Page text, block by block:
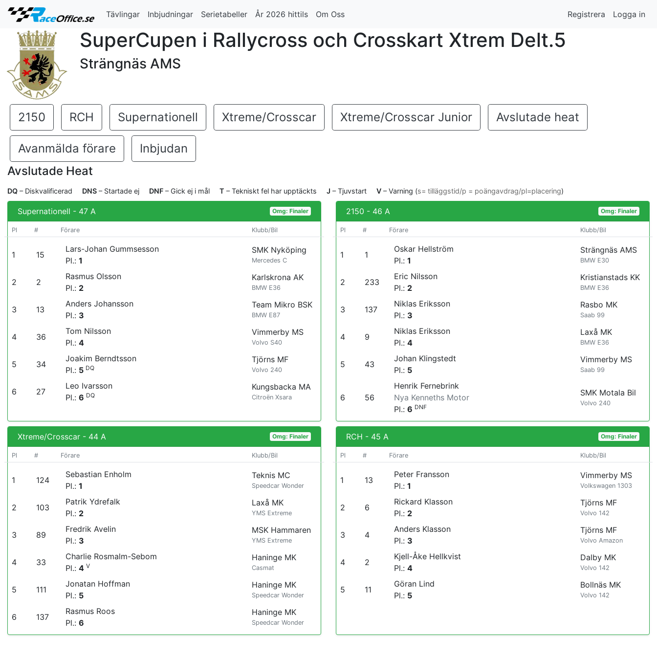
Tävlingar Inbjudningar Serietabeller År 2026 hittils Om Oss Registrera Logga in
SuperCupen i Rallycross och Crosskart Xtrem Delt.5
Strängnäs AMS
2150 RCH Supernationell Xtreme/Crosscar Xtreme/Crosscar Junior Avslutade heat
Avanmälda förare
Inbjudan
Avslutade Heat
DQ – Diskvalificerad DNS – Startade ej DNF – Gick ej i mål T – Tekniskt fel har upptäckts J – Tjuvstart V – Varning (s= tilläggstid/p = poängavdrag/pl=placering)
Supernationell - 47 A Omg: Finaler
Pl # Förare Klubb/Bil
1 15
Lars-Johan Gummsesson
Pl.: 1
SMK Nyköping
Mercedes C
2 2
Rasmus Olsson
Pl.: 2
Karlskrona AK
BMW E36
3 13
Anders Johansson
Pl.: 3
Team Mikro BSK
BMW E87
4 36
Tom Nilsson
Pl.: 4
Vimmerby MS
Volvo S40
5 34
Joakim Berndtsson
Pl.: 5 DQ
Tjörns MF
Volvo 240
6 27
Leo Ivarsson
Pl.: 6 DQ
Kungsbacka MA
Citroën Xsara
2150 - 46 A Omg: Finaler
Pl # Förare Klubb/Bil
1 1
Oskar Hellström
Pl.: 1
Strängnäs AMS
BMW E30
2 233
Eric Nilsson
Pl.: 2
Kristianstads KK
BMW E36
3 137
Niklas Eriksson
Pl.: 3
Rasbo MK
Saab 99
4 9
Niklas Eriksson
Pl.: 4
Laxå MK
BMW E36
5 43
Johan Klingstedt
Pl.: 5
Vimmerby MS
Saab 99
6 56
Henrik Fernebrink
Nya Kenneths Motor
Pl.: 6 DNF
SMK Motala Bil
Volvo 240
Xtreme/Crosscar - 44 A Omg: Finaler
Pl # Förare Klubb/Bil
1 124
Sebastian Enholm
Pl.: 1
Teknis MC
Speedcar Wonder
2 103
Patrik Ydrefalk
Pl.: 2
Laxå MK
YMS Extreme
3 89
Fredrik Avelin
Pl.: 3
MSK Hammaren
YMS Extreme
4 33
Charlie Rosmalm-Sebom
Pl.: 4 V
Haninge MK
Casmat
5 111
Jonatan Hoffman
Pl.: 5
Haninge MK
Speedcar Wonder
6 137
Rasmus Roos
Pl.: 6
Haninge MK
Speedcar Wonder
RCH - 45 A Omg: Finaler
Pl # Förare Klubb/Bil
1 13
Peter Fransson
Pl.: 1
Vimmerby MS
Volkswagen 1303
2 6
Rickard Klasson
Pl.: 2
Tjörns MF
Volvo 142
3 4
Anders Klasson
Pl.: 3
Tjörns MF
Volvo Amazon
4 2
Kjell-Åke Hellkvist
Pl.: 4
Dalby MK
Volvo 142
5 11
Göran Lind
Pl.: 5
Bollnäs MK
Volvo 142